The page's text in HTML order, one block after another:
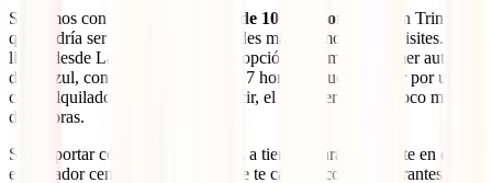
Seguimos con nuestro itinerario de 10 días por Cuba
en Trinidad,
que podría ser una de las localidades más hermosas que visites. Para
llegar desde La Habana, tienes la opción de tomar el primer autobús
de Viazul, con un trayecto de casi 7 horas, o puedes optar por un
carro alquilado. Si decides conducir, el viaje será de un poco menos
de 5 horas.
Sin importar cómo llegues, estarás a tiempo para adentrarte en el
encantador centro de Trinidad, que te cautiva con sus vibrantes